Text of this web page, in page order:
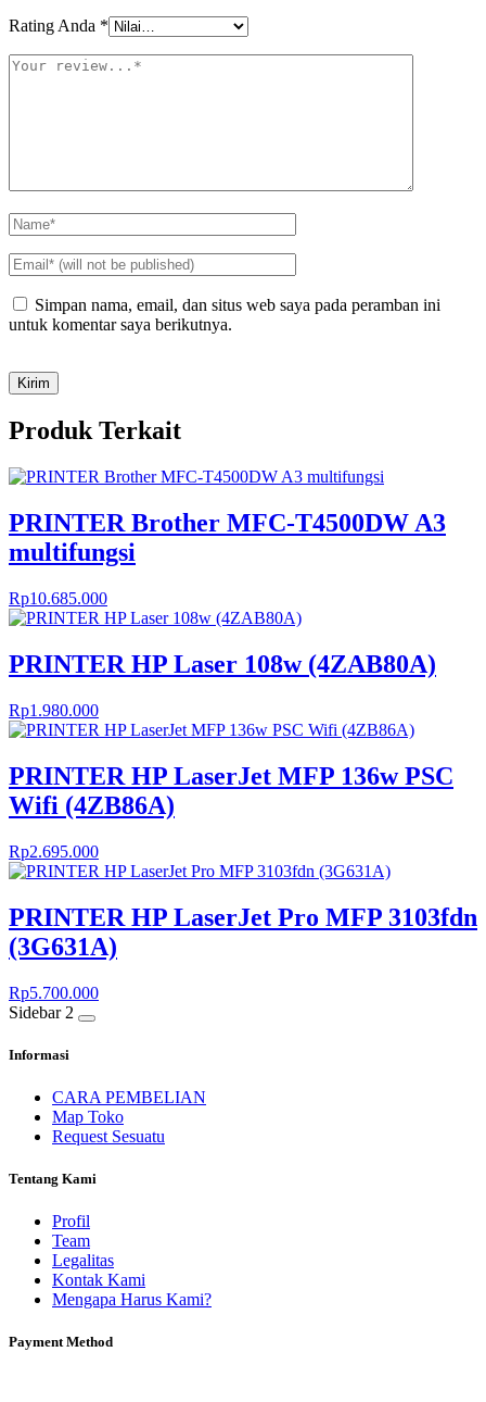
Rating Anda *
Simpan nama, email, dan situs web saya pada peramban ini
untuk komentar saya berikutnya.
Produk Terkait
PRINTER Brother MFC-T4500DW A3
multifungsi
Rp10.685.000
PRINTER HP Laser 108w (4ZAB80A)
Rp1.980.000
PRINTER HP LaserJet MFP 136w PSC
Wifi (4ZB86A)
Rp2.695.000
PRINTER HP LaserJet Pro MFP 3103fdn
(3G631A)
Rp5.700.000
Sidebar 2
Informasi
CARA PEMBELIAN
Map Toko
Request Sesuatu
Tentang Kami
Profil
Team
Legalitas
Kontak Kami
Mengapa Harus Kami?
Payment Method